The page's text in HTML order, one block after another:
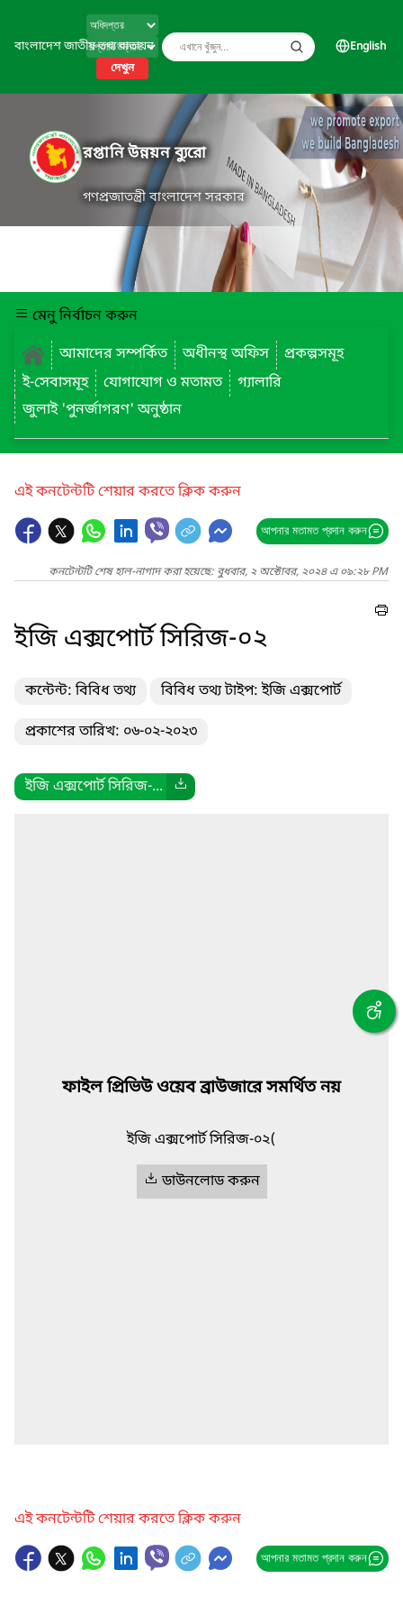
বাংলাদেশ জাতীয় তথ্য বাতায়ন
দেখুন
English
রপ্তানি উন্নয়ন ব্যুরো
গণপ্রজাতন্ত্রী বাংলাদেশ সরকার
মেনু নির্বাচন করুন
আমাদের সম্পর্কিত
অধীনস্থ অফিস
প্রকল্পসমূহ
ই-সেবাসমূহ
যোগাযোগ ও মতামত
গ্যালারি
জুলাই 'পুনর্জাগরণ' অনুষ্ঠান
এই কনটেন্টটি শেয়ার করতে ক্লিক করুন
আপনার মতামত প্রদান করুন
কনটেন্টটি শেষ হাল-নাগাদ করা হয়েছে: বুধবার, ২ অক্টোবর, ২০২৪ এ ০৯:২৮ PM
ইজি এক্সপোর্ট সিরিজ-০২
কন্টেন্ট: বিবিধ তথ্য বিবিধ তথ্য টাইপ: ইজি এক্সপোর্ট
প্রকাশের তারিখ: ০৬-০২-২০২৩
ইজি এক্সপোর্ট সিরিজ-...
ফাইল প্রিভিউ ওয়েব ব্রাউজারে সমর্থিত নয়
ইজি এক্সপোর্ট সিরিজ-০২(
ডাউনলোড করুন
এই কনটেন্টটি শেয়ার করতে ক্লিক করুন
আপনার মতামত প্রদান করুন